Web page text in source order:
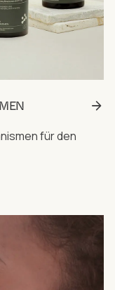
für den